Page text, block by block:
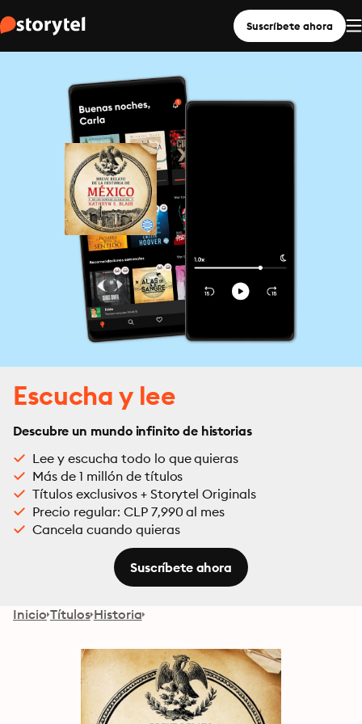
Suscríbete ahora
Escucha y lee
Descubre un mundo infinito de historias
Lee y escucha todo lo que quieras
Más de 1 millón de títulos
Títulos exclusivos + Storytel Originals
Precio regular: CLP 7,990 al mes
Cancela cuando quieras
Suscríbete ahora
Inicio Títulos Historia